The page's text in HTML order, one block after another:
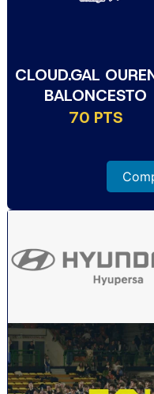
CLOUD.GAL
BALONCESTO
70 PTS